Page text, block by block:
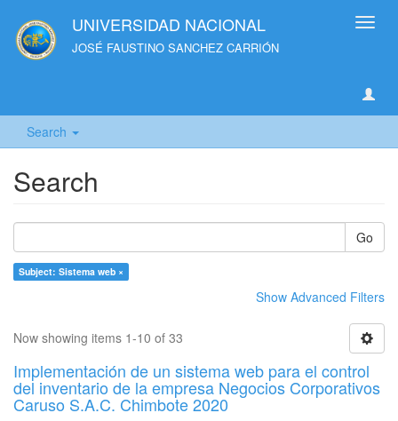
UNIVERSIDAD NACIONAL
JOSÉ FAUSTINO SANCHEZ CARRIÓN
Search
Search
Go
Subject: Sistema web ×
Show Advanced Filters
Now showing items 1-10 of 33
Implementación de un sistema web para el control
del inventario de la empresa Negocios Corporativos
Caruso S.A.C. Chimbote 2020